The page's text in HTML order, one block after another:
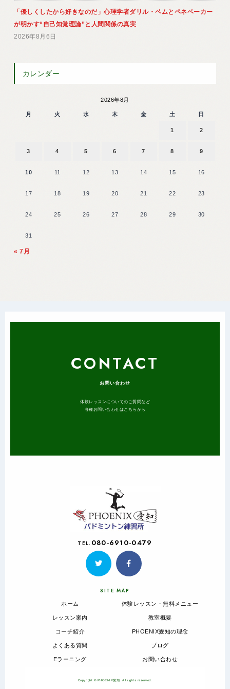
「優しくしたから好きなのだ」心理学者ダリル・ベムとペネベーカー
が明かす“自己知覚理論”と人間関係の真実
2026年8月6日
カレンダー
2026年8月
月 火 水 木 金 土 日
1 2
3 4 5 6 7 8 9
10 11 12 13 14 15 16
17 18 19 20 21 22 23
24 25 26 27 28 29 30
31
« 7月
CONTACT
お問い合わせ
体験レッスンについてのご質問など
各種お問い合わせはこちらから
TEL. 080-6910-0479
SITE MAP
ホーム
レッスン案内
コーチ紹介
よくある質問
Eラーニング
体験レッスン・無料メニュー
教室概要
PHOENIX愛知の理念
ブログ
お問い合わせ
Copyright © PHOENIX愛知. All rights reserved.